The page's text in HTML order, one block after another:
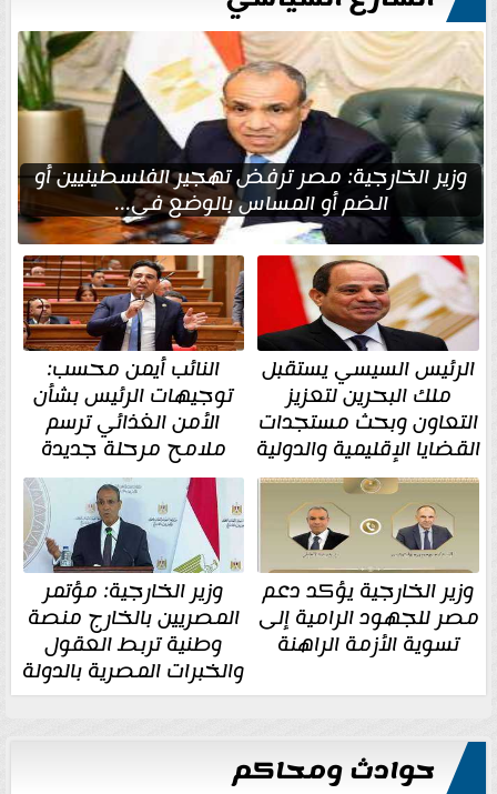
وزير الخارجية: مصر ترفض تهجير الفلسطينيين أو
الضم أو المساس بالوضع في...
الرئيس السيسي يستقبل
ملك البحرين لتعزيز
التعاون وبحث مستجدات
القضايا الإقليمية والدولية
النائب أيمن محسب:
توجيهات الرئيس بشأن
الأمن الغذائي ترسم
ملامح مرحلة جديدة
وزير الخارجية يؤكد دعم
مصر للجهود الرامية إلى
تسوية الأزمة الراهنة
وزير الخارجية: مؤتمر
المصريين بالخارج منصة
وطنية تربط العقول
والخبرات المصرية بالدولة
حوادث ومحاكم